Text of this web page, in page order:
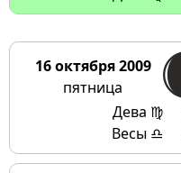
16 октября 2009
пятница
Дева ♍
Весы ♎